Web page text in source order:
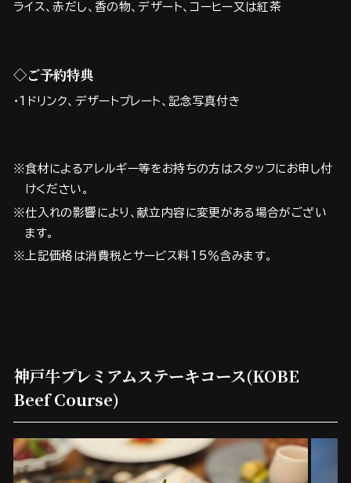
ライス、赤だし、香の物、デザート、コーヒー又は紅茶
◇ご予約特典
・1ドリンク、デザートプレート、記念写真付き
※食材によるアレルギー等をお持ちの方はスタッフにお申し付
けください。
※仕入れの影響により、献立内容に変更がある場合がござい
ます。
※上記価格は消費税とサービス料15％含みます。
神戸牛プレミアムステーキコース(KOBE
Beef Course)